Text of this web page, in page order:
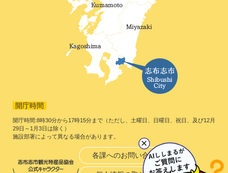
開庁時間
開庁時間:8時30分から17時15分まで（ただし、土曜日、日曜日、祝日、及び12月
29日～1月3日は除く）
施設部署によって異なる場合があります。
各課へのお問い合わせ